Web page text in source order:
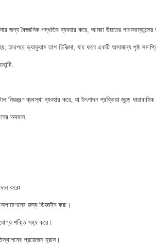
জন্য বৈজ্ঞানিক পদ্ধতির ব্যবহার করে, আমরা উচ্চতর পারফরম্যান্সের
হয়, তারপরে ভ্যাকুয়াম তাপ চিকিত্সা, যার ফলে একটি অসামান্য
নিয়ন্ত্রণ ব্যবস্থা ব্যবহার করে, যা উৎপাদন প্রক্রিয়া জুড়ে
অবদান.
করেঃ
জন্য ডিজাইন করা।
শক্তি সহ্য করে।
প্রয়োজন হ্রাস।